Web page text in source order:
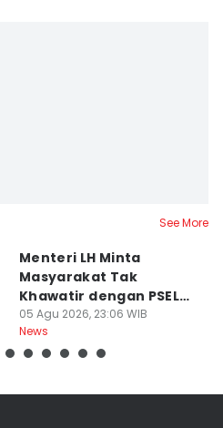
See More
Menteri LH Minta
Masyarakat Tak
Khawatir dengan PSEL
Modern
05 Agu 2026, 23:06 WIB
News